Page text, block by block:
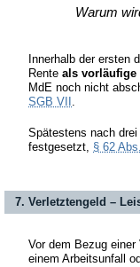
Warum
Innerhalb der ersten
Rente als vorläufige
MdE noch nicht
SGB VII .
Spätestens nach
festgesetzt, § 62
7. Verletztengeld –
Vor dem Bezug einer
einem Arbeitsunfall